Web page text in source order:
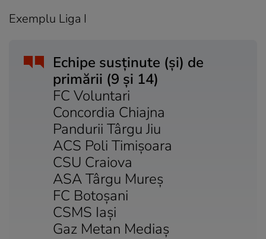
Exemplu Liga I
Echipe susținute (și) de
primării (9 și 14)
FC Voluntari
Concordia Chiajna
Pandurii Târgu Jiu
ACS Poli Timișoara
CSU Craiova
ASA Târgu Mureş
FC Botoşani
CSMS Iaşi
Gaz Metan Mediaş